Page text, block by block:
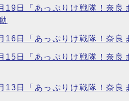
19日「あっぷりけ戦隊！奈良
16日「あっぷりけ戦隊！奈良
15日「あっぷりけ戦隊！奈良
13日「あっぷりけ戦隊！奈良